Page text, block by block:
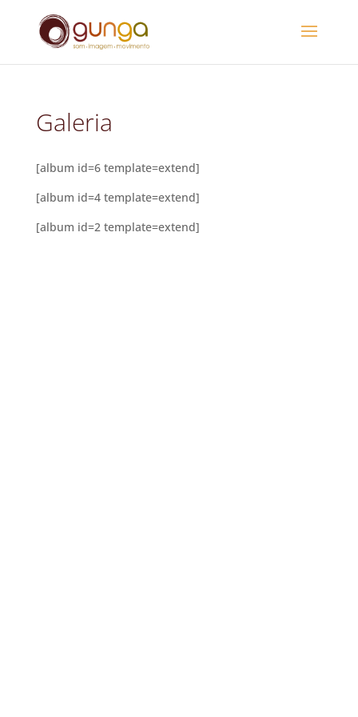
Galeria
[album id=6 template=extend]
[album id=4 template=extend]
[album id=2 template=extend]